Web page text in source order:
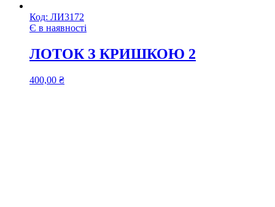
Код: ЛИ3172
Є в наявності
ЛОТОК З КРИШКОЮ 2
400,00 ₴